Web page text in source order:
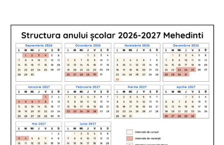
2027
Olt”